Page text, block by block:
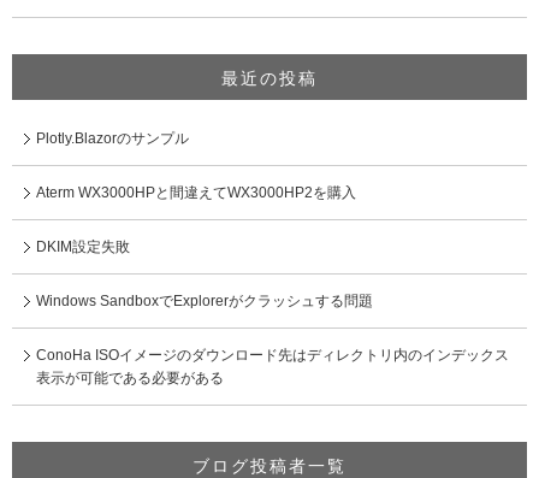
最近の投稿
Plotly.Blazorのサンプル
Aterm WX3000HPと間違えてWX3000HP2を購入
DKIM設定失敗
Windows SandboxでExplorerがクラッシュする問題
ConoHa ISOイメージのダウンロード先はディレクトリ内のインデックス
表示が可能である必要がある
ブログ投稿者一覧